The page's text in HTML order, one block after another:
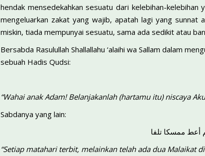
hendak mensedekahkan sesuatu dari kelebihan-kelebihan
mengeluarkan zakat yang wajib, apatah lagi yang sunnat
miskin, tiada mempunyai sesuatu, sama ada sedikit atau
Bersabda Rasulullah Shallallahu ‘alaihi wa Sallam dalam
sebuah Hadis Qudsi:
“Wahai anak Adam! Belanjakanlah (hartamu itu) niscaya
Sabdanya yang lain:
أعط ممسكا تلفا
“Setiap matahari terbit, melainkan telah ada dua Malaikat